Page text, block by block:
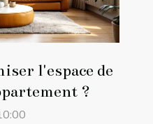
l'espace de
?